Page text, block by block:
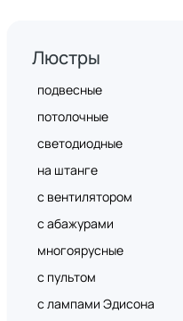
Люстры
подвесные
потолочные
светодиодные
на штанге
с вентилятором
с абажурами
многоярусные
с пультом
с лампами Эдисона